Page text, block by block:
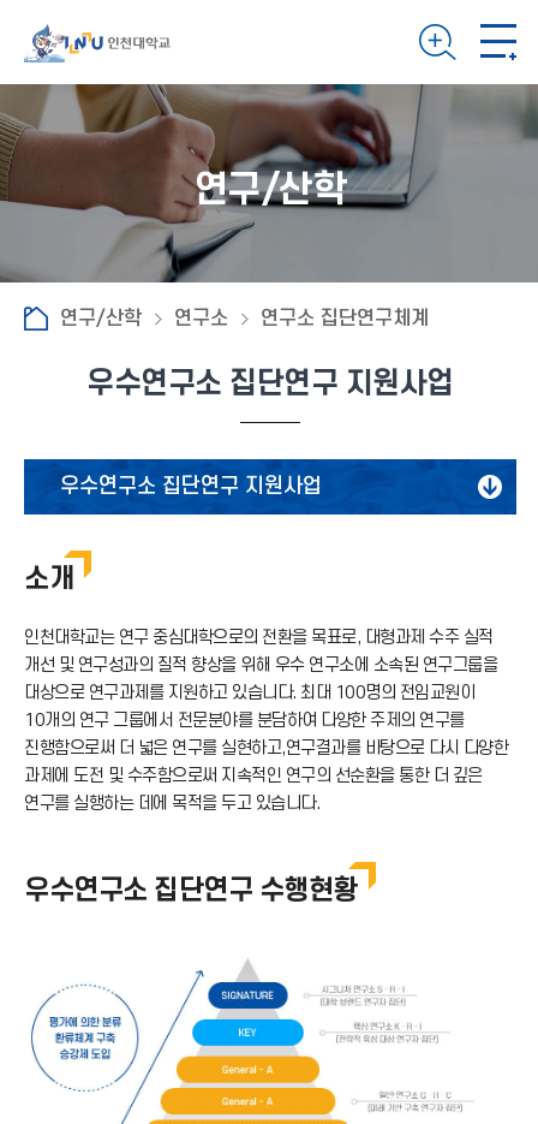
연구/산학
연구/산학 연구소 연구소 집단연구체계
우수연구소 집단연구 지원사업
우수연구소 집단연구 지원사업
연구소 학생연구단 지원사업
집단연구혁신기획단
집단연구심포지엄
소개
인천대학교는 연구 중심대학으로의 전환을 목표로, 대형과제 수주 실적
개선 및 연구성과의 질적 향상을 위해 우수 연구소에 소속된 연구그룹을
대상으로 연구과제를 지원하고 있습니다. 최대 100명의 전임교원이
10개의 연구 그룹에서 전문분야를 분담하여 다양한 주제의 연구를
진행함으로써 더 넓은 연구를 실현하고,연구결과를 바탕으로 다시 다양한
과제에 도전 및 수주함으로써 지속적인 연구의 선순환을 통한 더 깊은
연구를 실행하는 데에 목적을 두고 있습니다.
우수연구소 집단연구 수행현황